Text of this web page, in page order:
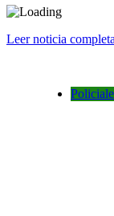
Leer noticia completa